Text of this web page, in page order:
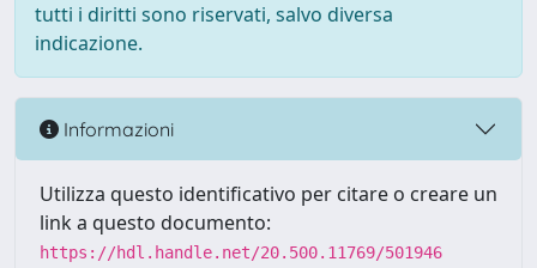
tutti i diritti sono riservati, salvo diversa
indicazione.
Informazioni
Utilizza questo identificativo per citare o creare un
link a questo documento:
https://hdl.handle.net/20.500.11769/501946